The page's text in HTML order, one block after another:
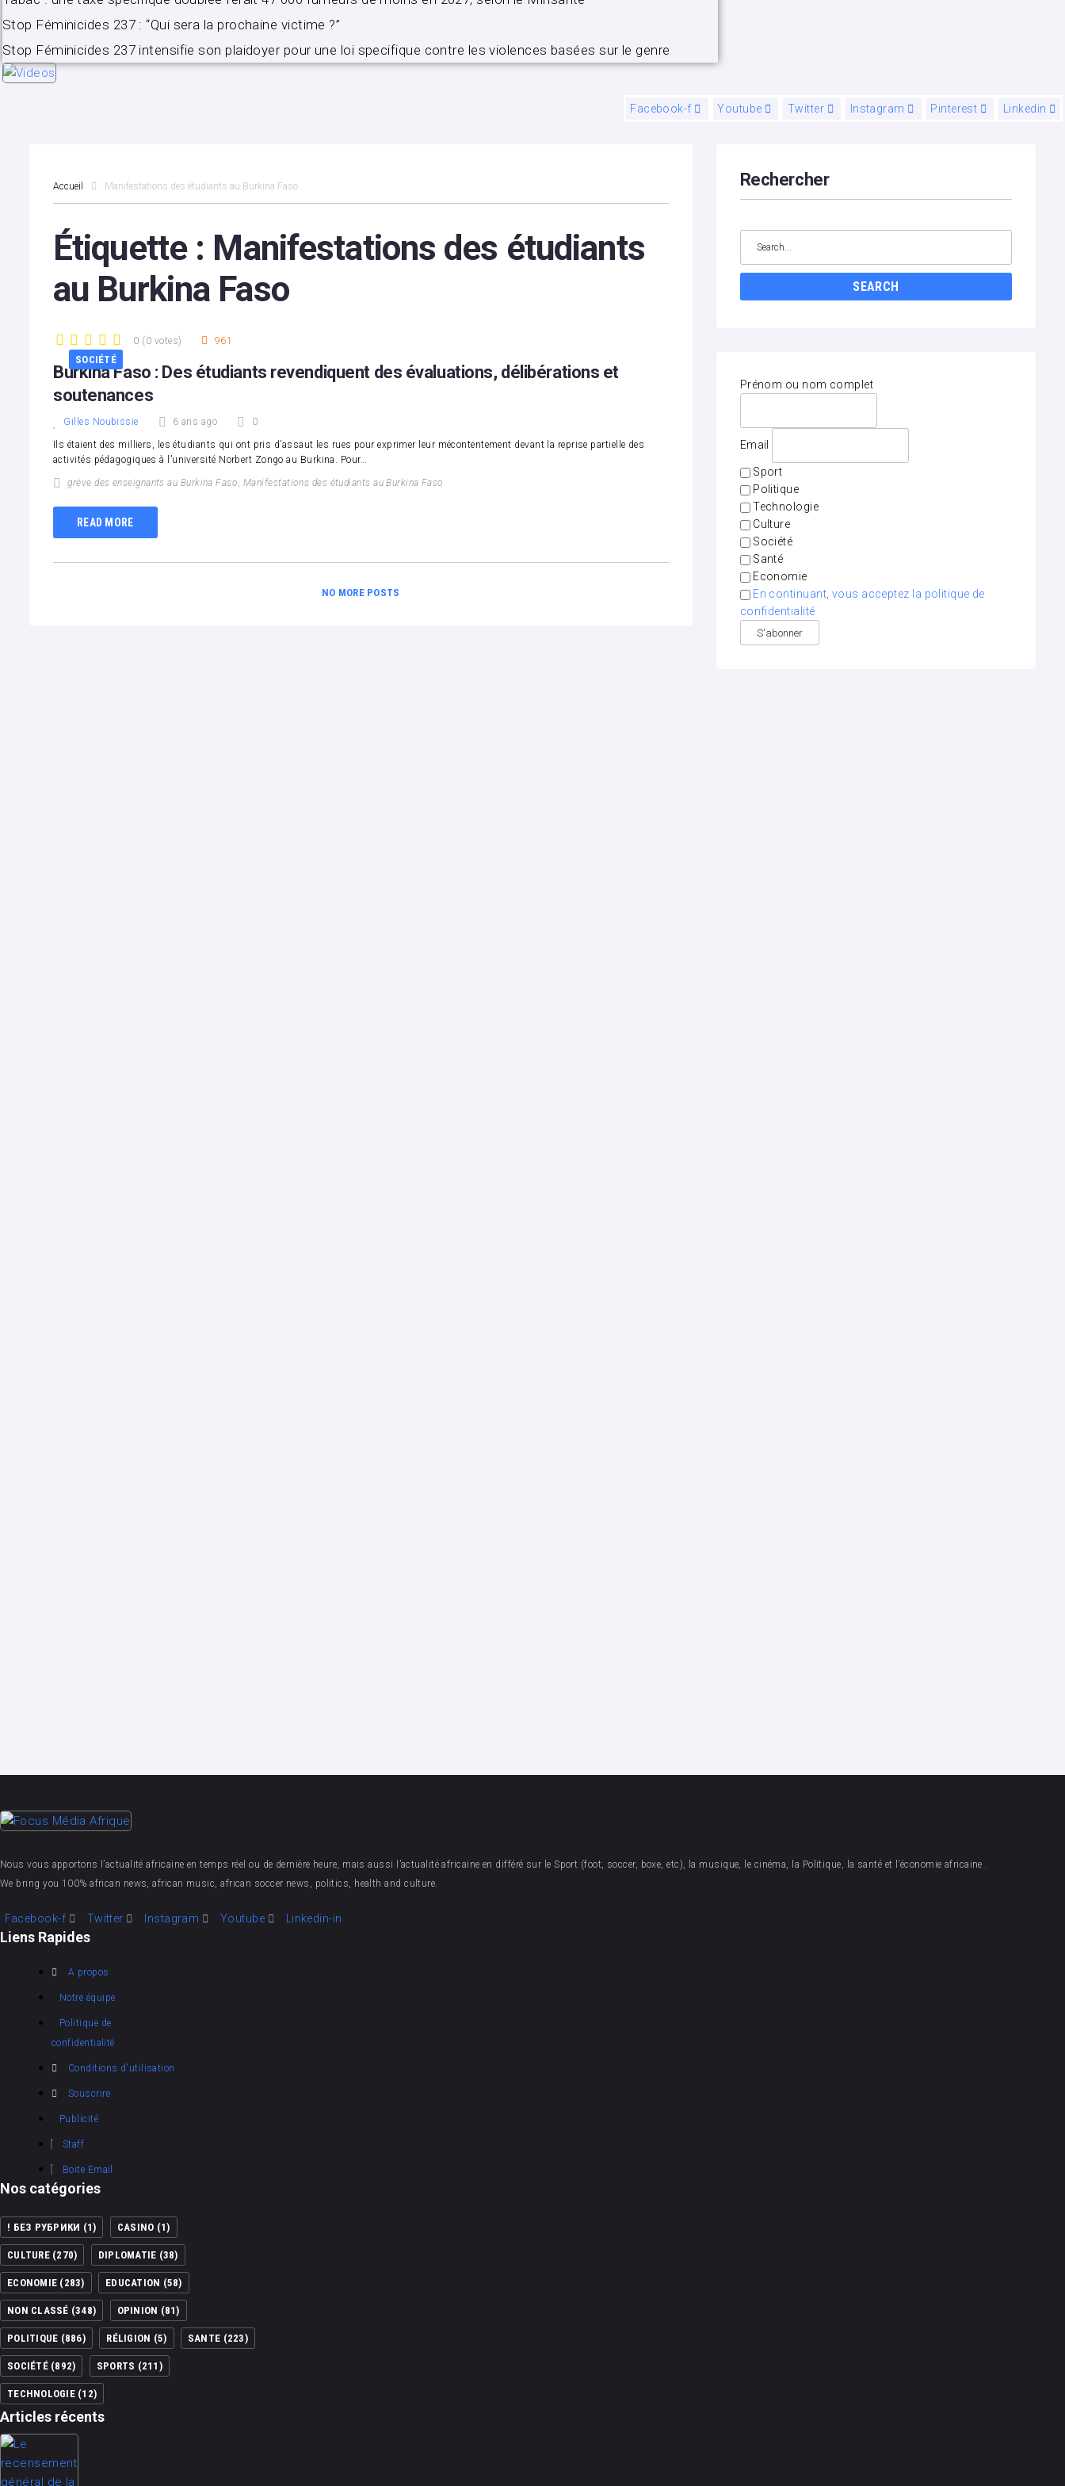
Stop Féminicides 237 : “Qui sera la prochaine victime ?”
Stop Féminicides 237 intensifie son plaidoyer pour une loi specifique contre les violences basées sur le genre
Facebook-f Youtube Twitter Instagram Pinterest Linkedin
Accueil Manifestations des étudiants au Burkina Faso
Étiquette : Manifestations des étudiants
au Burkina Faso
SOCIÉTÉ5
4
3
2
0 ( 0 votes) 961
Burkina Faso : Des étudiants revendiquent des évaluations, délibérations et
soutenances
Gilles Noubissie 6 ans ago 0
Ils étaient des milliers, les étudiants qui ont pris d’assaut les rues pour exprimer leur mécontentement devant la reprise partielle des
activités pédagogiques à l’université Norbert Zongo au Burkina. Pour…
grève des enseignants au Burkina Faso,Manifestations des étudiants au Burkina Faso
READ MORE
NO MORE POSTS
Rechercher
SEARCH
Prénom ou nom complet
Email
Sport
Politique
Technologie
Culture
Société
Santé
Economie
En continuant, vous acceptez la politique de
confidentialité
Nous vous apportons l’actualité africaine en temps réel ou de dernière heure, mais aussi l’actualité africaine en différé sur le Sport (foot, soccer, boxe, etc), la musique, le cinéma, la Politique, la santé et l’économie africaine .
We bring you 100% african news, african music, african soccer news, politics, health and culture.
Facebook-f Twitter Instagram Youtube Linkedin-in
Liens Rapides
A propos
Notre équipe
Politique de
confidentialité
Conditions d'utilisation
Souscrire
Publicité
Staff
Boite Email
Nos catégories
! БЕЗ РУБРИКИ (1) CASINO (1)
CULTURE(270) DIPLOMATIE (38)
ECONOMIE (283) EDUCATION (58)
NON CLASSÉ (348) OPINION (81)
POLITIQUE (886) RÉLIGION (5) SANTE (223)
SOCIÉTÉ(892) SPORTS (211)
TECHNOLOGIE(12)
Articles récents